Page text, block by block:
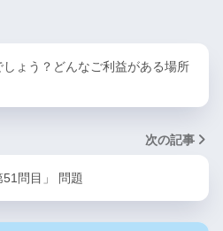
ょう？どんなご利益がある場所
次の記事
問目」 問題